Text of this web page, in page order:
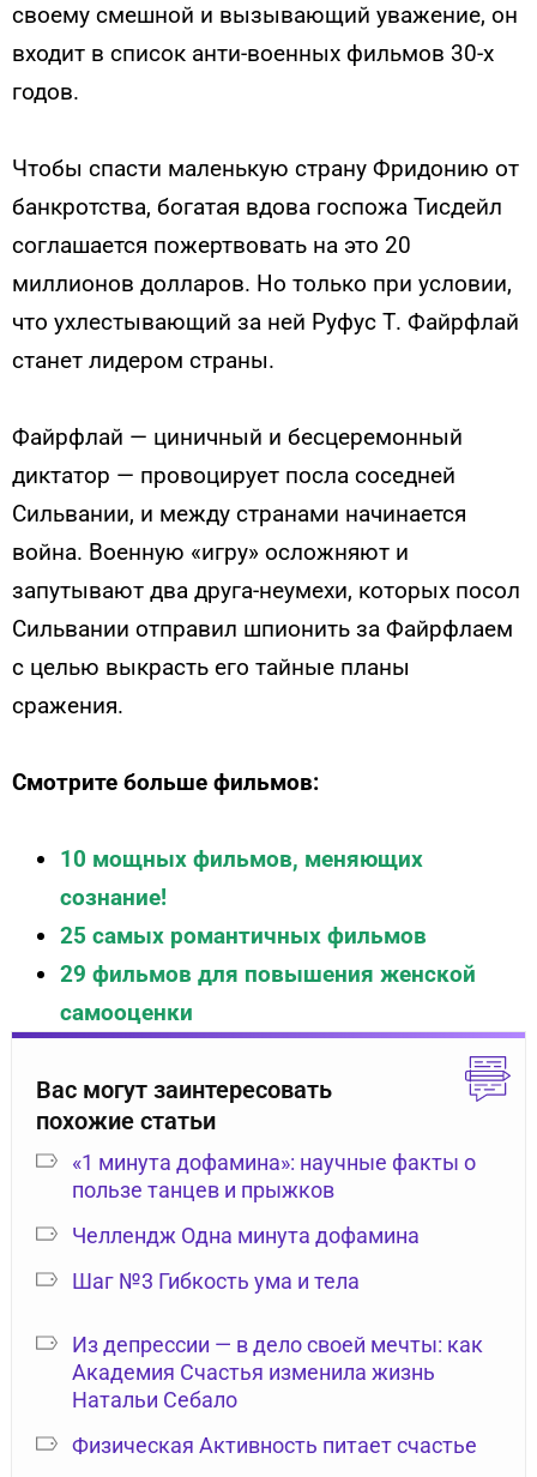
своему смешной и вызывающий уважение, он
входит в список анти-военных фильмов 30-х
годов.
Чтобы спасти маленькую страну Фридонию от
банкротства, богатая вдова госпожа Тисдейл
соглашается пожертвовать на это 20
миллионов долларов. Но только при условии,
что ухлестывающий за ней Руфус Т. Файрфлай
станет лидером страны.
Файрфлай — циничный и бесцеремонный
диктатор — провоцирует посла соседней
Сильвании, и между странами начинается
война. Военную «игру» осложняют и
запутывают два друга-неумехи, которых посол
Сильвании отправил шпионить за Файрфлаем
с целью выкрасть его тайные планы
сражения.
Смотрите больше фильмов:
10 мощных фильмов, меняющих
сознание!
25 самых романтичных фильмов
29 фильмов для повышения женской
самооценки
Вас могут заинтересовать
похожие статьи
«1 минута дофамина»: научные факты о
пользе танцев и прыжков
Челлендж Одна минута дофамина
Шаг №3 Гибкость ума и тела
Из депрессии — в дело своей мечты: как
Академия Счастья изменила жизнь
Натальи Себало
Физическая Активность питает счастье